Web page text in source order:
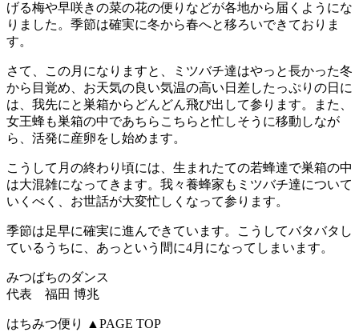
げる梅や早咲きの菜の花の便りなどが各地から届くようにな
りました。季節は確実に冬から春へと移ろいできておりま
す。
さて、この月になりますと、ミツバチ達はやっと長かった冬
から目覚め、お天気の良い気温の高い日差したっぷりの日に
は、我先にと巣箱からどんどん飛び出して参ります。また、
女王蜂も巣箱の中であちらこちらと忙しそうに移動しなが
ら、活発に産卵をし始めます。
こうして月の終わり頃には、生まれたての若蜂達で巣箱の中
は大混雑になってきます。我々養蜂家もミツバチ達について
いくべく、お世話が大変忙しくなって参ります。
季節は足早に確実に進んできています。こうしてバタバタし
ているうちに、あっという間に4月になってしまいます。
みつばちのダンス
代表 福田 博兆
はちみつ便り ▲PAGE TOP